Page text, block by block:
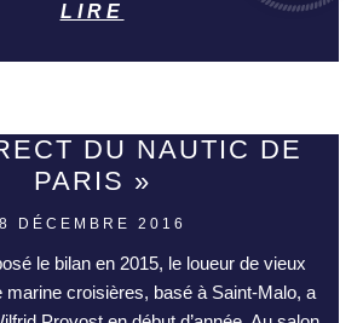
LIRE
DU NAUTIC DE
PARIS »
8 DÉCEMBRE 2016
le bilan en 2015, le loueur de vieux
marine croisières, basé à Saint-Malo, a